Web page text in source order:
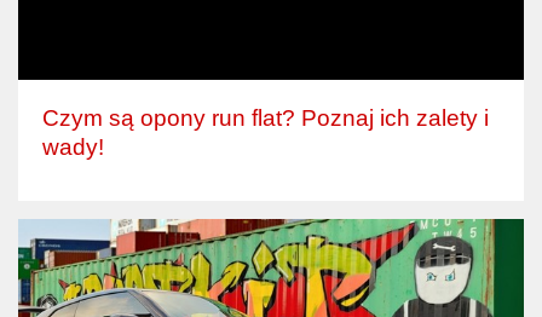
Czym są opony run flat? Poznaj ich zalety i
wady!